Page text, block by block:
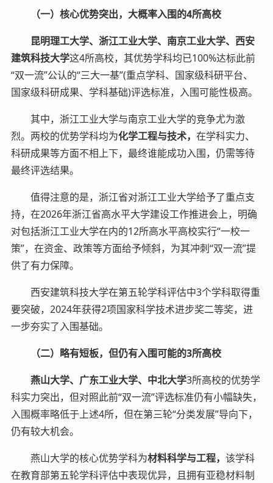
（一）核心优势突出，大概率入围的4所高校
昆明理工大学、浙江工业大学、南京工业大学、西安
建筑科技大学这4所高校，其优势学科均已100%达标此前
“双一流”公认的“三大一基”(重点学科、国家级科研平台、
国家级科研成果、学科基础)评选标准，入围可能性极高。
其中，浙江工业大学与南京工业大学的竞争尤为激
烈。两校的优势学科均为化学工程与技术， 在学科实力、
科研成果等方面不相上下，最终谁能成功入围，仍需等待
最终评选结果。
值得注意的是，浙江省对浙江工业大学给予了重点支
持，在2026年浙江省高水平大学建设工作推进会上，明确
对包括浙江工业大学在内的12所高水平高校实行“一校一
策”，在资金、政策等方面给予倾斜，为其冲刺“双一流”提
供了有力保障。
西安建筑科技大学在第五轮学科评估中3个学科取得重
要突破，2024年获得2项国家科学技术进步奖二等奖，进
一步夯实了入围基础。
（二）略有短板，但仍有入围可能的3所高校
燕山大学、广东工业大学、中北大学3所高校的优势学
科实力突出，但对照此前“双一流”评选标准仍有小幅缺失，
入围概率略低于上述4所，但在第三轮“分类发展”导向下，
仍有较大机会。
燕山大学的核心优势学科为材料科学与工程， 该学科
在教育部第五轮学科评估中表现优异，且拥有亚稳材料制